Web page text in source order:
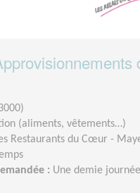
(aliments, vêtements…)
Restaurants du Cœur -
: Une demie